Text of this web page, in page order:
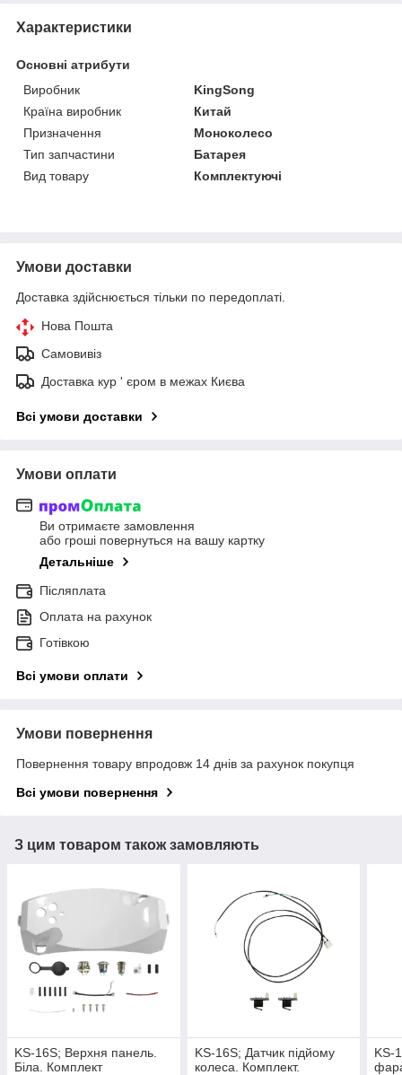
Характеристики
Основні атрибути
Виробник
KingSong
Країна виробник
Китай
Призначення
Моноколесо
Тип запчастини
Батарея
Вид товару
Комплектуючі
Умови доставки
Доставка здійснюється тільки по передоплаті.
Нова Пошта
Самовивіз
Доставка кур ' єром в межах Києва
Всі умови доставки
Умови оплати
Ви отримаєте замовлення
або гроші повернуться на вашу картку
Детальніше
Післяплата
Оплата на рахунок
Готівкою
Всі умови оплати
Умови повернення
Повернення товару впродовж 14 днів за рахунок покупця
Всі умови повернення
З цим товаром також замовляють
KS-16S; Верхня панель.
Біла. Комплект
KS-16S; Датчик підйому
колеса. Комплект.
KS-